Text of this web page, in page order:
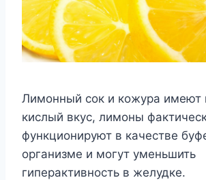
Лимонный сок и кожура имеют
кислый вкус, лимоны
функционируют в качестве
организме и могут уменьшить
гиперактивность в желудке.